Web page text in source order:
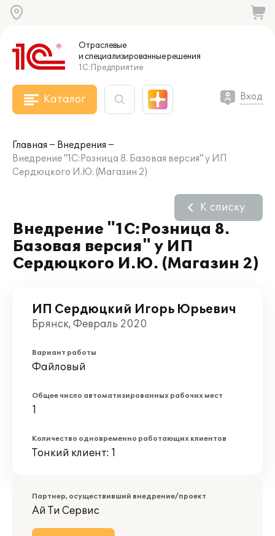
Отраслевые
и специализированныерешения
1С:Предприятие
Каталог Вход
Главная
Внедрения
Внедрение "1С:Розница 8. Базовая версия" у ИП
Сердюцкого И.Ю. (Магазин 2)
Внедрение "1С:Розница 8.
Базовая версия" у ИП
Сердюцкого И.Ю. (Магазин 2)
К списку
ИП Сердюцкий Игорь Юрьевич
Брянск, Февраль 2020
Вариант работы
Файловый
Общее число автоматизированных рабочих мест
1
Количество одновременно работающих клиентов
Тонкий клиент: 1
Партнер, осуществивший внедрение/проект
Ай Ти Сервис